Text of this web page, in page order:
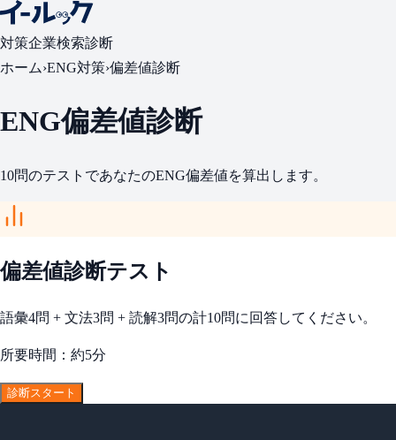
対策企業検索診断
ホーム›ENG対策›偏差値診断
ENG偏差値診断
10問のテストであなたのENG偏差値を算出します。
偏差値診断テスト
語彙4問 + 文法3問 + 読解3問の計10問に回答してください。
所要時間：約5分
診断スタート